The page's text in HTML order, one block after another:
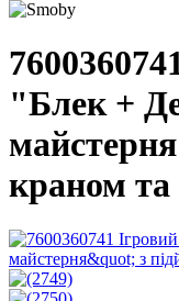
"Блек +
краном